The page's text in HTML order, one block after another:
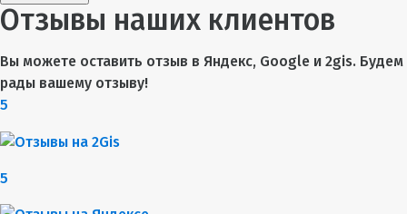
Отзывы наших клиентов
Вы можете оставить отзыв в Яндекс, Google и 2gis. Будем
рады вашему отзыву!
5
5